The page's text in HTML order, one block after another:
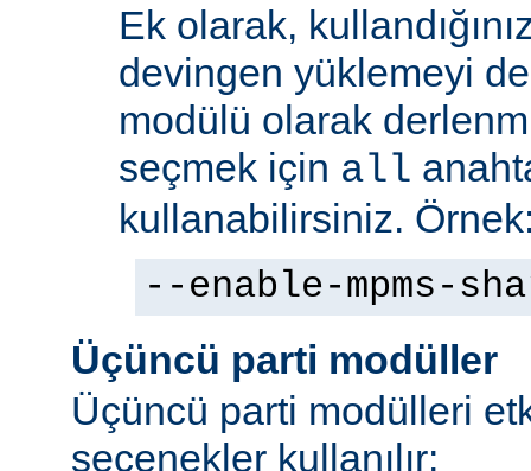
Ek olarak,
devingen yüklemeyi
modülü olarak
seçmek için all
kullanabilirsiniz.
--enable-mpms-
Üçüncü parti modüller
Üçüncü parti modülleri
seçenekler kullanılır: